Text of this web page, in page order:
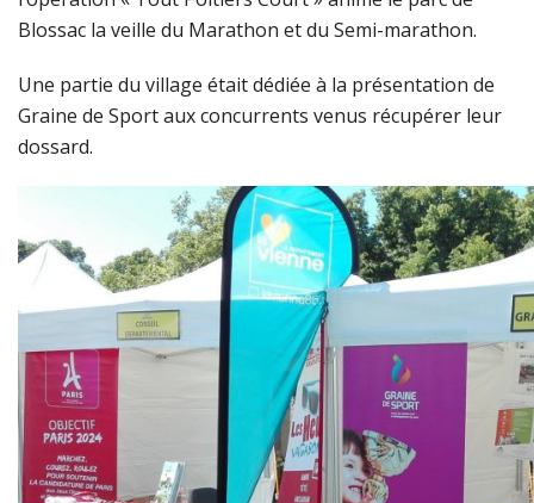
Blossac la veille du Marathon et du Semi-marathon.
Une partie du village était dédiée à la présentation de
Graine de Sport aux concurrents venus récupérer leur
dossard.